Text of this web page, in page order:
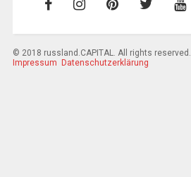
© 2018 russland.CAPITAL. All rights reserved.
Impressum
Datenschutzerklärung